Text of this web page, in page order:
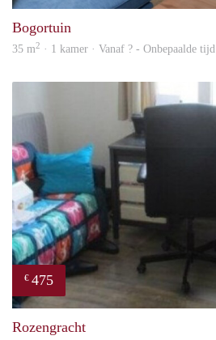
Bogortuin
35 m2 · 1 kamer · Vanaf ? - Onbepaalde tijd
€ 475
Rozengracht